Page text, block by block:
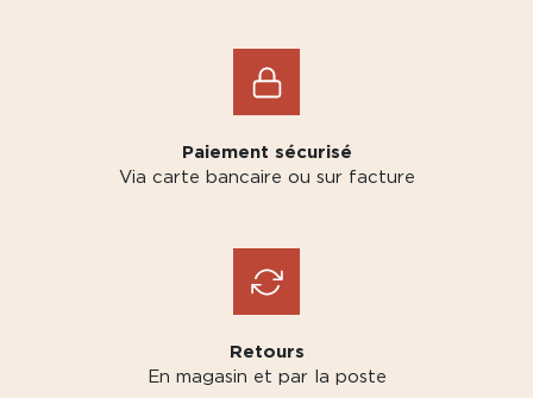
Paiement sécurisé
Via carte bancaire ou sur facture
Retours
En magasin et par la poste